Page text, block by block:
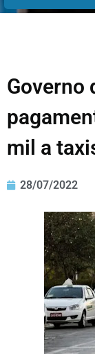
Governo
mil a
28/07/2022